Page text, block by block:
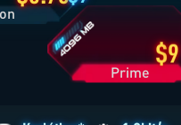
6.75